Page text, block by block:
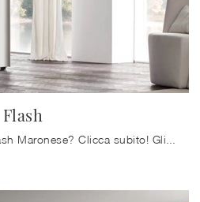
Flash